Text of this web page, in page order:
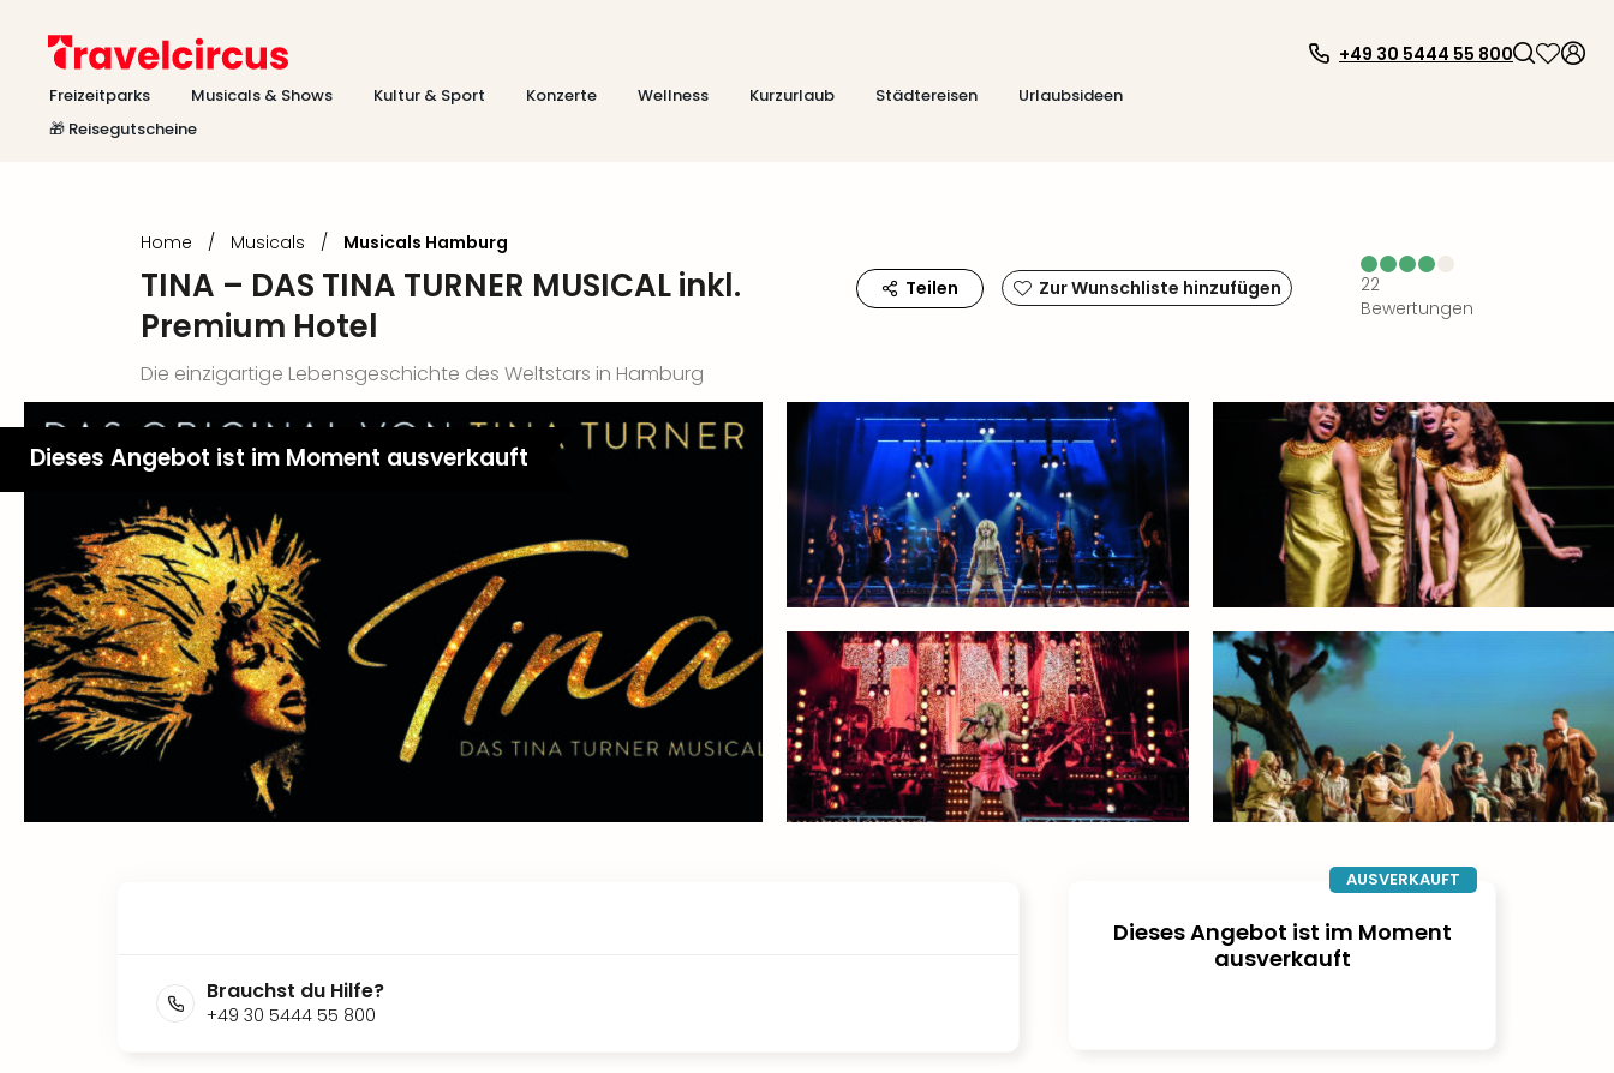
Freizeitparks Musicals & Shows Kultur & Sport Konzerte Wellness Kurzurlaub Städtereisen
Urlaubsideen
🎁 Reisegutscheine
+49 30 5444 55 800
Home / Musicals / Musicals Hamburg
TINA – DAS TINA TURNER MUSICAL inkl.
Premium Hotel
Teilen Zur Wunschliste hinzufügen
22
Bewertungen
Die einzigartige Lebensgeschichte des Weltstars in Hamburg
Dieses Angebot ist im Moment ausverkauft
AUSVERKAUFT
Dieses Angebot ist im Moment
ausverkauft
Brauchst du Hilfe?
+49 30 5444 55 800